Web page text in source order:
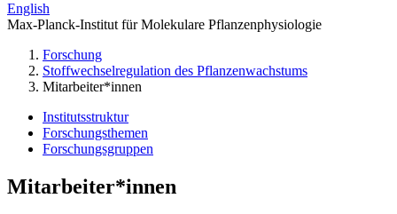
English
Max-Planck-Institut für Molekulare Pflanzenphysiologie
Forschung
Stoffwechselregulation des Pflanzenwachstums
Mitarbeiter*innen
Institutsstruktur
Forschungsthemen
Forschungsgruppen
Mitarbeiter*innen